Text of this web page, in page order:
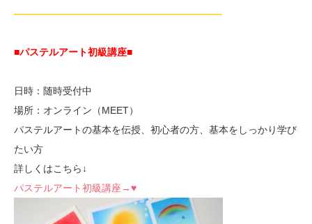
—————————————————————-
■パステルアート初級講座■
日時：随時受付中
場所：オンライン（MEET）
パステルアートの基本を伝授、初心者の方、基本をしっかり学び
たい方
詳しくはこちら↓
パステルアート初級講座→♥